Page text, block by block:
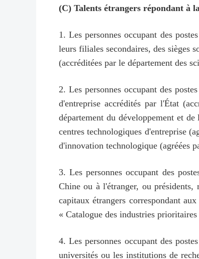
(C) Talents étrangers répondant à
1. Les personnes occupant des
leurs filiales secondaires, des sièges
(accréditées par le département des
2. Les personnes occupant des
d'entreprise accrédités par l'État
département du développement et
centres technologiques d'entreprise
d'innovation technologique (agréées
3. Les personnes occupant des
Chine ou à l'étranger, ou présidents,
capitaux étrangers correspondant
« Catalogue des industries
4. Les personnes occupant des
universités ou les institutions de